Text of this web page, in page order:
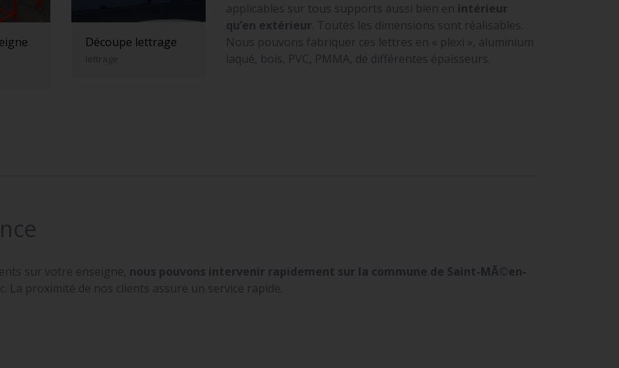
Découpe lettrage
lettrage
applicables sur tous supports aussi bien en intérieur
qu’en extérieur. Toutes les dimensions sont réalisables.
Nous pouvons fabriquer ces lettres en « plexi », aluminium
laqué, bois, PVC, PMMA, de différentes épaisseurs.
sur votre enseigne, nous pouvons intervenir rapidement sur la commune de Saint-MÃ©en-
La proximité de nos clients assure un service rapide.